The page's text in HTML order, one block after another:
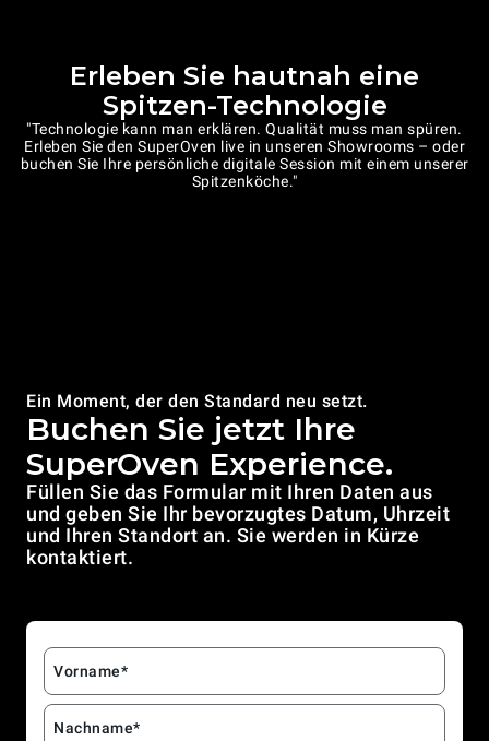
Erleben Sie hautnah eine
Spitzen-Technologie
"Technologie kann man erklären. Qualität muss man spüren.
Erleben Sie den SuperOven live in unseren Showrooms – oder
buchen Sie Ihre persönliche digitale Session mit einem unserer
Spitzenköche."
Ein Moment, der den Standard neu setzt.
Buchen Sie jetzt Ihre
SuperOven Experience.
Füllen Sie das Formular mit Ihren Daten aus
und geben Sie Ihr bevorzugtes Datum, Uhrzeit
und Ihren Standort an. Sie werden in Kürze
kontaktiert.
Vorname*
Nachname*